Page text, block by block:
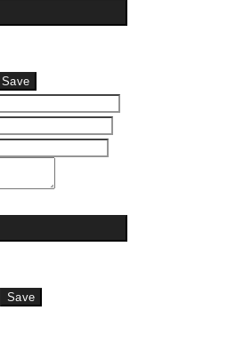
Save
Save